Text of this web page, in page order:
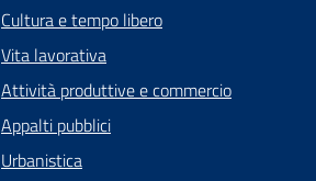
Cultura e tempo libero
Vita lavorativa
Attività produttive e commercio
Appalti pubblici
Urbanistica